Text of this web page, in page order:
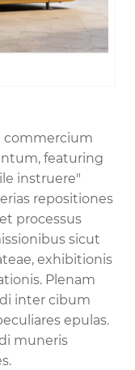
commercium
featuring
instruere"
repositiones
processus
sicut
exhibitionis
Plenam
inter cibum
epulas.
muneris